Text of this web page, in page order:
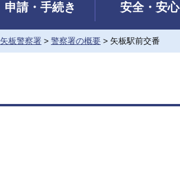
申請・手続き 安全・安心
矢板警察署 > 警察署の概要 > 矢板駅前交番